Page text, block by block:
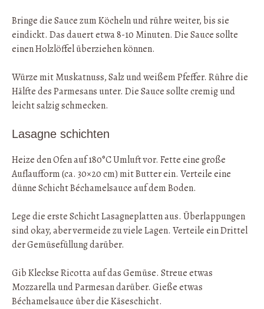
Bringe die Sauce zum Köcheln und rühre weiter, bis sie
eindickt. Das dauert etwa 8-10 Minuten. Die Sauce sollte
einen Holzlöffel überziehen können.
Würze mit Muskatnuss, Salz und weißem Pfeffer. Rühre die
Hälfte des Parmesans unter. Die Sauce sollte cremig und
leicht salzig schmecken.
Lasagne schichten
Heize den Ofen auf 180°C Umluft vor. Fette eine große
Auflaufform (ca. 30×20 cm) mit Butter ein. Verteile eine
dünne Schicht Béchamelsauce auf dem Boden.
Lege die erste Schicht Lasagneplatten aus. Überlappungen
sind okay, aber vermeide zu viele Lagen. Verteile ein Drittel
der Gemüsefüllung darüber.
Gib Kleckse Ricotta auf das Gemüse. Streue etwas
Mozzarella und Parmesan darüber. Gieße etwas
Béchamelsauce über die Käseschicht.